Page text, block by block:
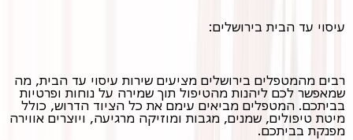
עיסוי עד הבית בירושלים:
רבים מהמטפלים בירושלים מציעים שירות עיסוי עד הבית, מה
שמאפשר לכם ליהנות מהטיפול תוך שמירה על נוחות ופרטיות
בביתכם. המטפלים מביאים עימם את כל הציוד הדרוש, כולל
מיטת טיפולים, שמנים, מגבות ומוזיקה מרגיעה, ויוצרים אווירה
מפנקת בביתכם.